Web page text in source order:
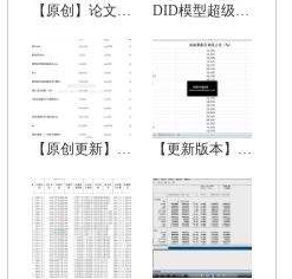
【原创】论文实证全流程超详细资料（数据处 DID模型超级大全（双重差分法、政策评估）
【原创更新】2024-2000年中国省级数字经济 【更新版本】 2022-1999中国城市统计年鉴、